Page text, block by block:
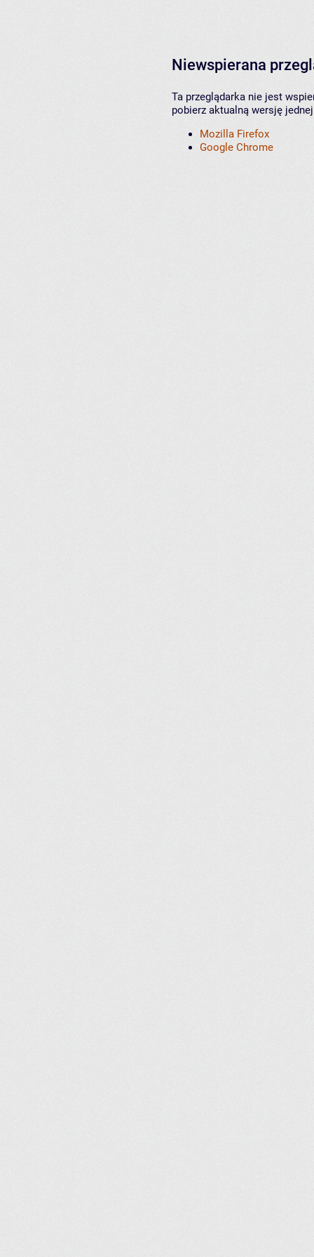
Niewspierana
Ta przeglądarka nie jest
pobierz aktualną wersję
Mozilla Firefox
Google Chrome